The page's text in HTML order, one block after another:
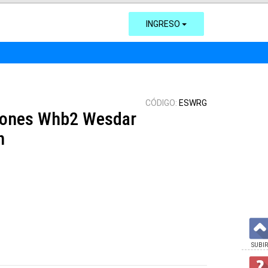
INGRESO
CÓDIGO: ESWRG
Whb2 Wesdar
SUBIR